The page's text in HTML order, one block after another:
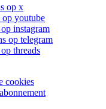
op x
op youtube
instagram
op telegram
threads
cookies